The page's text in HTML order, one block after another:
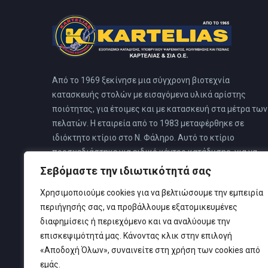
Σεβόμαστε την ιδιωτικότητά σας
Χρησιμοποιούμε cookies για να βελτιώσουμε την εμπειρία
περιήγησής σας, να προβάλλουμε εξατομικευμένες
διαφημίσεις ή περιεχόμενο και να αναλύουμε την
επισκεψιμότητά μας. Κάνοντας κλικ στην επιλογή
«Αποδοχή Όλων», συναινείτε στη χρήση των cookies από
εμάς.
Από το 1969 ξεκίνησε μια σύγχρονη βιοτεχνία
κατασκευής στολών με εισαγόμενα υλικά αρίστης
ποιότητας, για έτοιμες και με κατασκευή στα μέτρα των
πελατών. Η εταιρεία από το 1983 μεταφέρθηκε σε
ιδιόκτητο κτίριο στο Ν. Φάληρο. Αυτό το κτίριο
προσχεδιάστηκε για ειδικό κέντρο κατάδυσης, για να
καλύπτει όλες τις ανάγκες των πελατών του, όπου και